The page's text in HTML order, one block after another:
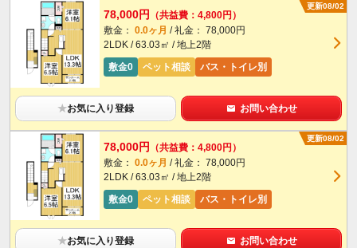
更新08/02
78,000円
（共益費：4,800円）
敷金： 0.0ヶ月 / 礼金： 78,000円
2LDK / 63.03㎡ / 地上2階
敷金0
ペット相談 バス・トイレ別
★お気に入り登録 お問い合わせ
更新08/02
78,000円
（共益費：4,800円）
敷金： 0.0ヶ月 / 礼金： 78,000円
2LDK / 63.03㎡ / 地上2階
敷金0
ペット相談 バス・トイレ別
★お気に入り登録 お問い合わせ